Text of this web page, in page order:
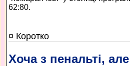
62:80.
¤ Коротко
Хоча з пенальті,